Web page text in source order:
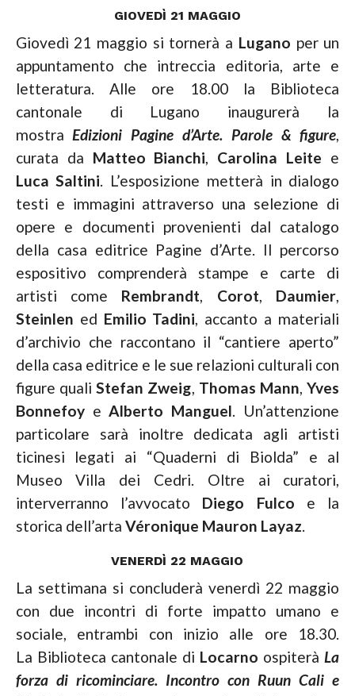
GIOVEDÌ 21 MAGGIO
Giovedì 21 maggio si tornerà a Lugano per un
appuntamento che intreccia editoria, arte e
letteratura. Alle ore 18.00 la
Biblioteca
cantonale di Lugano
inaugurerà la
mostra Edizioni Pagine d’Arte. Parole & figure,
curata da Matteo Bianchi, Carolina Leite e
Luca Saltini. L’esposizione metterà in dialogo
testi e immagini attraverso una selezione di
opere e documenti provenienti dal catalogo
della casa editrice Pagine d’Arte. Il percorso
espositivo comprenderà stampe e carte di
artisti come Rembrandt, Corot, Daumier,
Steinlen ed Emilio Tadini, accanto a materiali
d’archivio che raccontano il “cantiere aperto”
della casa editrice e le sue relazioni culturali con
figure qualiStefan Zweig, Thomas Mann,Yves
BonnefoyeAlberto Manguel. Un’attenzione
particolare sarà inoltre dedicata agli artisti
ticinesi legati ai “Quaderni di Biolda” e al
Museo Villa dei Cedri. Oltre ai curatori,
interverranno l’avvocato Diego Fulco e la
storica dell’arta Véronique Mauron Layaz.
VENERDÌ 22 MAGGIO
La settimana si concluderà venerdì 22 maggio
con due incontri di forte impatto umano e
sociale, entrambi con inizio alle ore 18.30.
La Biblioteca cantonale di Locarno ospiterà La
forza di ricominciare. Incontro con Ruun Cali e